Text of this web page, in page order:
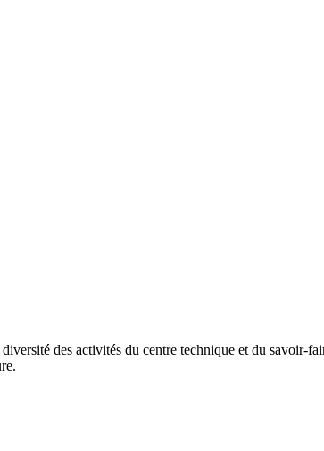
des activités du centre technique et du savoir-